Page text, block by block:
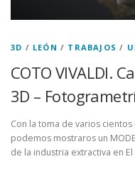
3D / LEÓN / TRABAJOS /
COTO VIVALDI.
3D –
Con la toma de varios
podemos mostraros un
de la industria extractiva en